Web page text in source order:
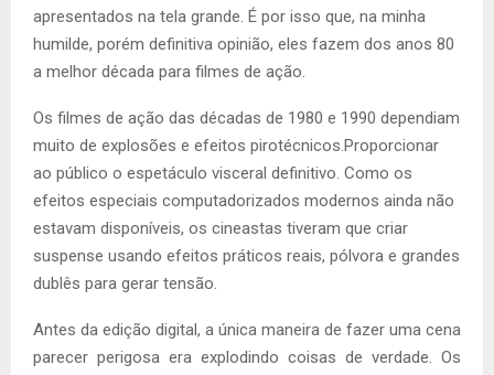
apresentados na tela grande. É por isso que, na minha
humilde, porém definitiva opinião, eles fazem dos anos 80
a melhor década para filmes de ação.
Os filmes de ação das décadas de 1980 e 1990 dependiam
muito de explosões e efeitos pirotécnicos.Proporcionar
ao público o espetáculo visceral definitivo. Como os
efeitos especiais computadorizados modernos ainda não
estavam disponíveis, os cineastas tiveram que criar
suspense usando efeitos práticos reais, pólvora e grandes
dublês para gerar tensão.
Antes da edição digital, a única maneira de fazer uma cena
parecer perigosa era explodindo coisas de verdade. Os